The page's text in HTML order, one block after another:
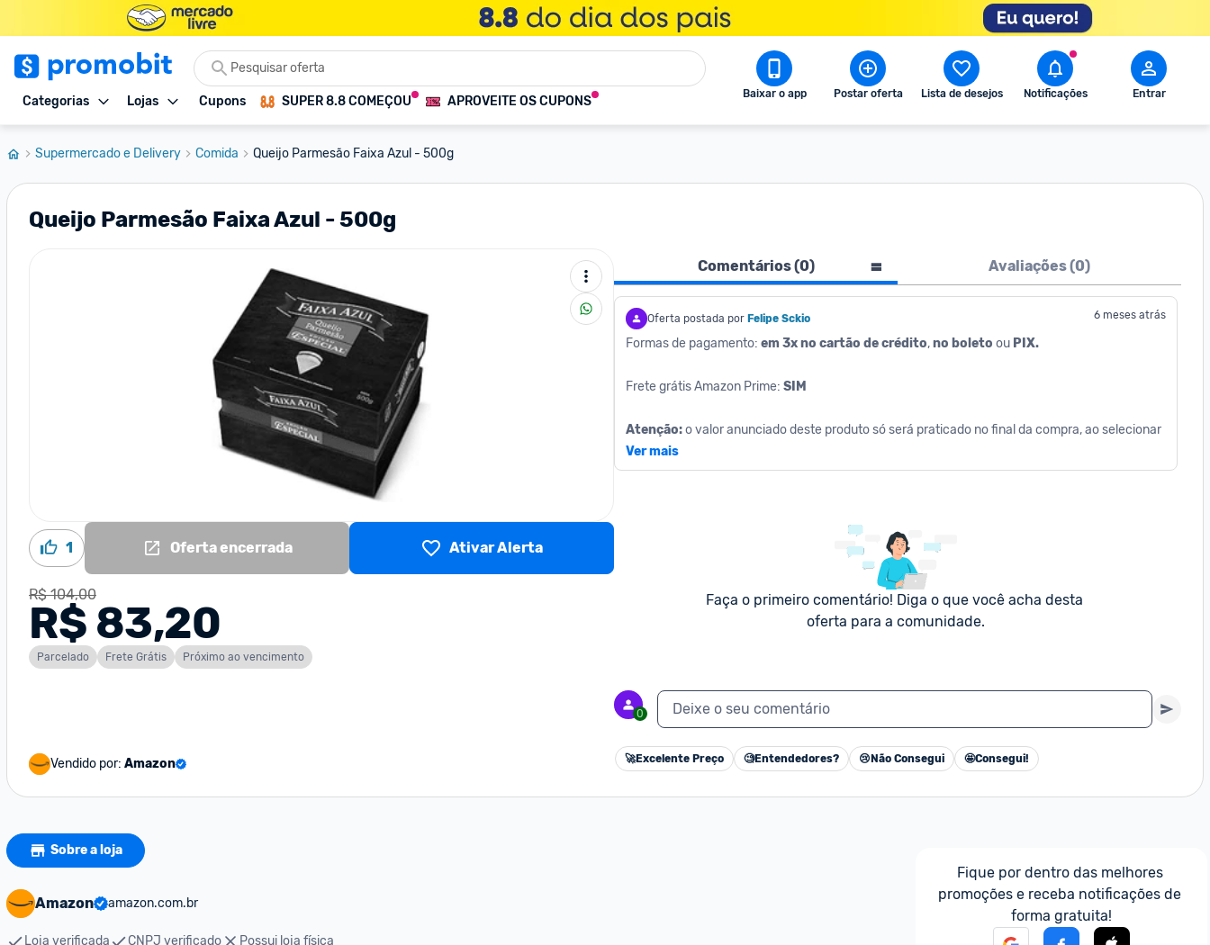
Categorias Lojas Cupons SUPER 8.8 COMEÇOU APROVEITE OS CUPONS Baixar o app Postar oferta Lista de desejos Notificações Entrar
Supermercado e Delivery Comida Queijo Parmesão Faixa Azul - 500g
Queijo Parmesão Faixa Azul - 500g
1 Oferta encerrada Ativar Alerta
R$ 104,00
R$ 83,20
Parcelado Frete Grátis Próximo ao vencimento
Vendido por: Amazon
Comentários (0) Avaliações (0)
Oferta postada por Felipe Sckio 6 meses atrás
Formas de pagamento: em 3x no cartão de crédito, no boleto ou PIX.
Frete grátis Amazon Prime: SIM
Atenção: o valor anunciado deste produto só será praticado no final da compra, ao selecionar
a forma correta de pagamento.
Ver mais
Faça o primeiro comentário! Diga o que você acha desta
oferta para a comunidade.
0 Deixe o seu comentário
🚀Excelente Preço 🧐Entendedores? 😢 Não Consegui 🤩Consegui!
Sobre a loja
Amazon amazon.com.br
Loja verificada CNPJ verificado
Possui loja física
Fique por dentro das melhores
promoções e receba notificações de
forma gratuita!